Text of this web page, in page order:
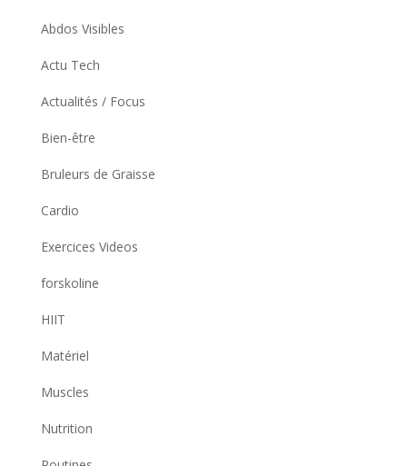
Abdos Visibles
Actu Tech
Actualités / Focus
Bien-être
Bruleurs de Graisse
Cardio
Exercices Videos
forskoline
HIIT
Matériel
Muscles
Nutrition